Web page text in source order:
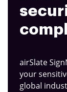
airSlate
your
global